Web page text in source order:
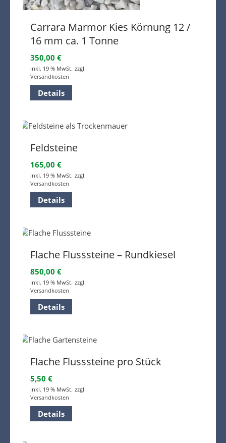
Carrara Marmor Kies Körnung 12 /
16 mm ca. 1 Tonne
350,00 €
inkl. 19 % MwSt. zzgl.
Versandkosten
Details
Feldsteine
165,00 €
inkl. 19 % MwSt. zzgl.
Versandkosten
Details
Flache Flusssteine – Rundkiesel
850,00 €
inkl. 19 % MwSt. zzgl.
Versandkosten
Details
Flache Flusssteine pro Stück
5,50 €
inkl. 19 % MwSt. zzgl.
Versandkosten
Details